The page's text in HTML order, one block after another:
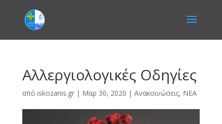
Αλλεργιολογικές Οδηγίες
από iskozanis.gr| Μαρ 30, 2020 | Ανακοινώσεις, ΝΕΑ